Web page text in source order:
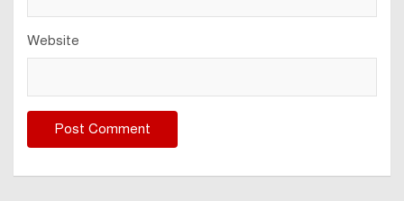
Website